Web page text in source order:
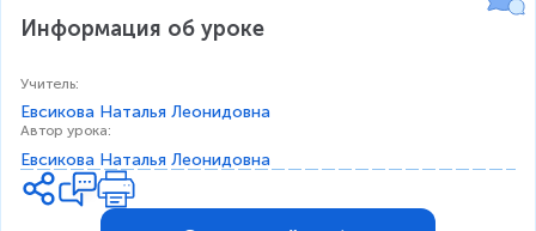
Информация об уроке
Учитель:
Евсикова Наталья Леонидовна
Автор урока:
Евсикова Наталья Леонидовна